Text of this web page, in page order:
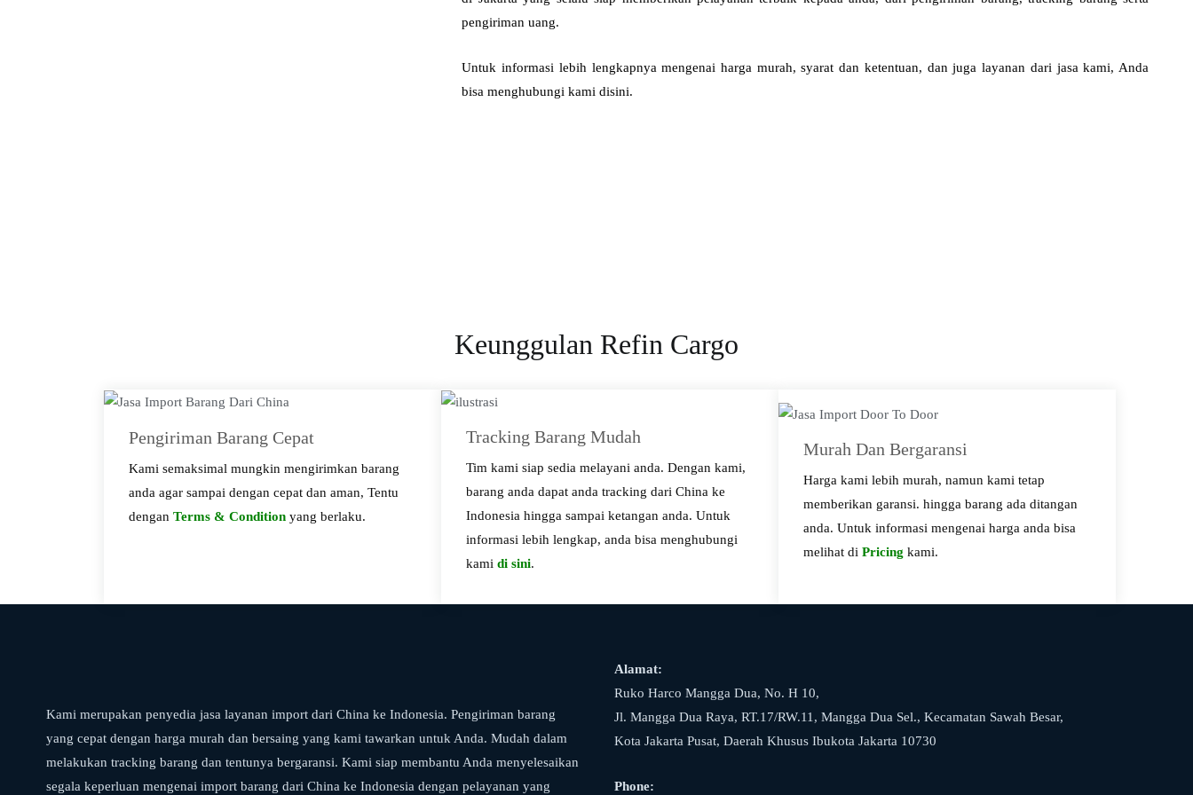
pengiriman uang.
Untuk informasi lebih lengkapnya mengenai harga murah, syarat dan ketentuan, dan juga layanan dari jasa kami, Anda
bisa menghubungi kami disini.
Keunggulan Refin Cargo
Pengiriman Barang Cepat
Kami semaksimal mungkin mengirimkan barang
anda agar sampai dengan cepat dan aman, Tentu
dengan Terms & Condition yang berlaku.
Tracking Barang Mudah
Tim kami siap sedia melayani anda. Dengan kami,
barang anda dapat anda tracking dari China ke
Indonesia hingga sampai ketangan anda. Untuk
informasi lebih lengkap, anda bisa menghubungi
kami di sini.
Murah Dan Bergaransi
Harga kami lebih murah, namun kami tetap
memberikan garansi. hingga barang ada ditangan
anda. Untuk informasi mengenai harga anda bisa
melihat di Pricing kami.
Kami merupakan penyedia jasa layanan import dari China ke Indonesia. Pengiriman barang
yang cepat dengan harga murah dan bersaing yang kami tawarkan untuk Anda. Mudah dalam
melakukan tracking barang dan tentunya bergaransi. Kami siap membantu Anda menyelesaikan
segala keperluan mengenai import barang dari China ke Indonesia dengan pelayanan yang
Alamat:
Ruko Harco Mangga Dua, No. H 10,
Jl. Mangga Dua Raya, RT.17/RW.11, Mangga Dua Sel., Kecamatan Sawah Besar,
Kota Jakarta Pusat, Daerah Khusus Ibukota Jakarta 10730
Phone: